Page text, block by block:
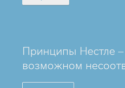
Принципы Нестле
возможном